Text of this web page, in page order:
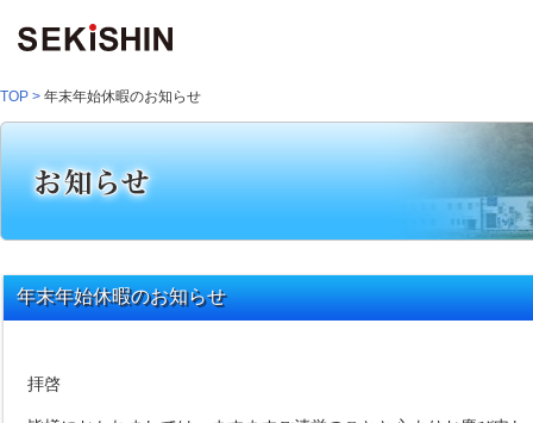
TOP > 年末年始休暇のお知らせ
年末年始休暇のお知らせ
拝啓